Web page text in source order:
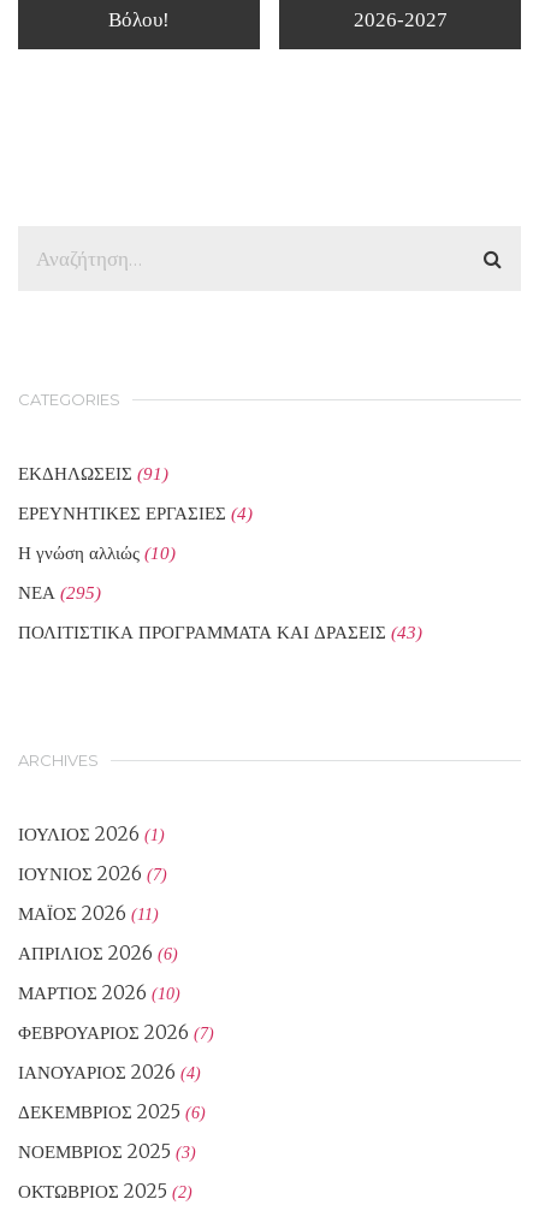
Βόλου!
2026-2027
CATEGORIES
ΕΚΔΗΛΩΣΕΙΣ (91)
ΕΡΕΥΝΗΤΙΚΕΣ ΕΡΓΑΣΙΕΣ (4)
Η γνώση αλλιώς (10)
ΝΕΑ (295)
ΠΟΛΙΤΙΣΤΙΚΑ ΠΡΟΓΡΑΜΜΑΤΑ ΚΑΙ ΔΡΑΣΕΙΣ (43)
ARCHIVES
ΙΟΎΛΙΟΣ 2026 (1)
ΙΟΎΝΙΟΣ 2026 (7)
ΜΆΙΟΣ 2026 (11)
ΑΠΡΊΛΙΟΣ 2026 (6)
ΜΆΡΤΙΟΣ 2026 (10)
ΦΕΒΡΟΥΆΡΙΟΣ 2026 (7)
ΙΑΝΟΥΆΡΙΟΣ 2026 (4)
ΔΕΚΈΜΒΡΙΟΣ 2025 (6)
ΝΟΈΜΒΡΙΟΣ 2025 (3)
ΟΚΤΏΒΡΙΟΣ 2025 (2)